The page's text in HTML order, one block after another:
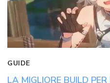
GUIDE
LA MIGLIORE BUILD